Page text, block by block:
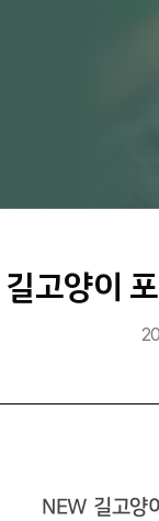
고양이
NEW 길고양